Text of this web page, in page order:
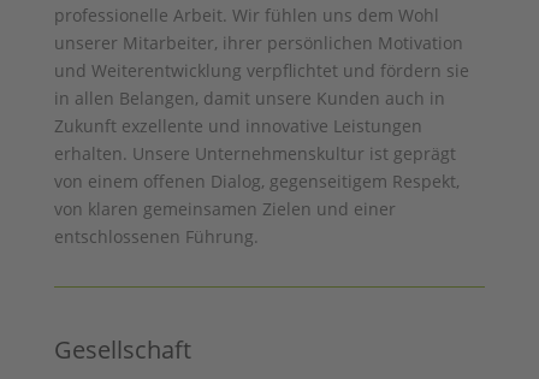
professionelle Arbeit. Wir fühlen uns dem Wohl
unserer Mitarbeiter, ihrer persönlichen Motivation
und Weiterentwicklung verpflichtet und fördern sie
in allen Belangen, damit unsere Kunden auch in
Zukunft exzellente und innovative Leistungen
erhalten. Unsere Unternehmenskultur ist geprägt
von einem offenen Dialog, gegenseitigem Respekt,
von klaren gemeinsamen Zielen und einer
entschlossenen Führung.
Gesellschaft